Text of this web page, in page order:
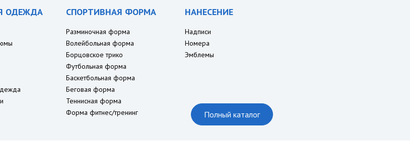
ОДЕЖДА СПОРТИВНАЯ ФОРМА
Разминочная форма
Волейбольная форма
Борцовское трико
Футбольная форма
Баскетбольная форма
Беговая форма
Теннисная форма
Форма фитнес/тренинг
НАНЕСЕНИЕ
Надписи
Номера
Эмблемы
Полный каталог